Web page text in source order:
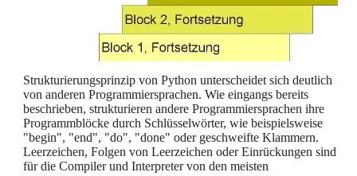
Strukturierungsprinzip von Python unterscheidet sich deutlich
von anderen Programmiersprachen. Wie eingangs bereits
beschrieben, strukturieren andere Programmiersprachen ihre
Programmblöcke durch Schlüsselwörter, wie beispielsweise
"begin", "end", "do", "done" oder geschweifte Klammern.
Leerzeichen, Folgen von Leerzeichen oder Einrückungen sind
für die Compiler und Interpreter von den meisten